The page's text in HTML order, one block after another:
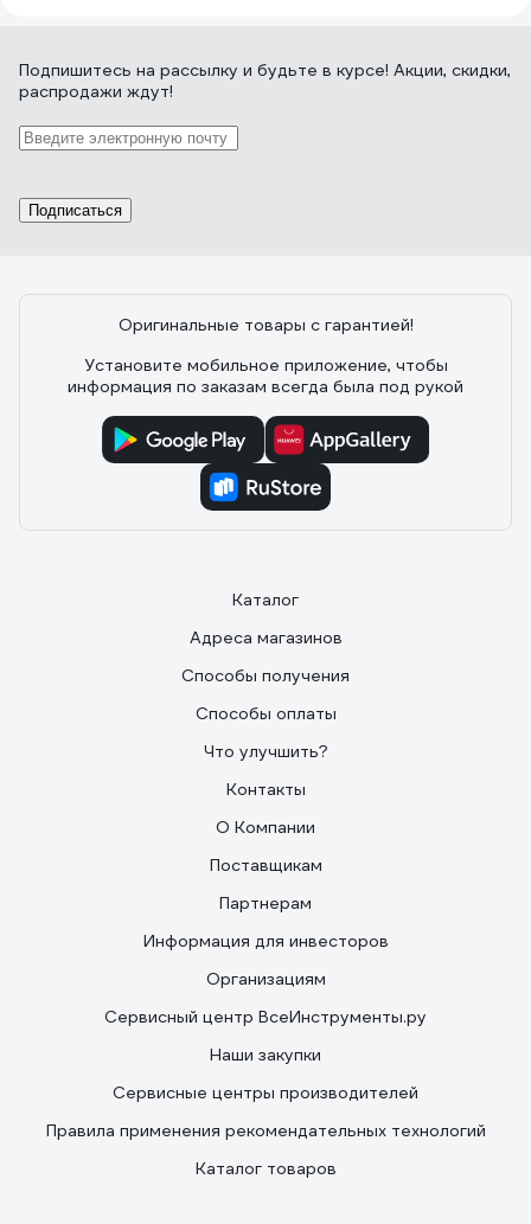
Подпишитесь на рассылку и будьте в курсе! Акции, скидки,
распродажи ждут!
Подписаться
Оригинальные товары с гарантией!
Установите мобильное приложение, чтобы
информация по заказам всегда была под рукой
Каталог
Адреса магазинов
Способы получения
Способы оплаты
Что улучшить?
Контакты
О Компании
Поставщикам
Партнерам
Информация для инвесторов
Организациям
Сервисный центр ВсеИнструменты.ру
Наши закупки
Сервисные центры производителей
Правила применения рекомендательных технологий
Каталог товаров